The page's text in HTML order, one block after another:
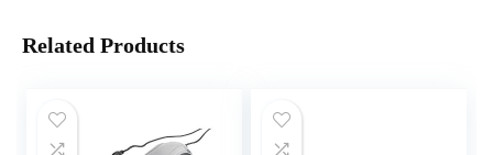
Related Products